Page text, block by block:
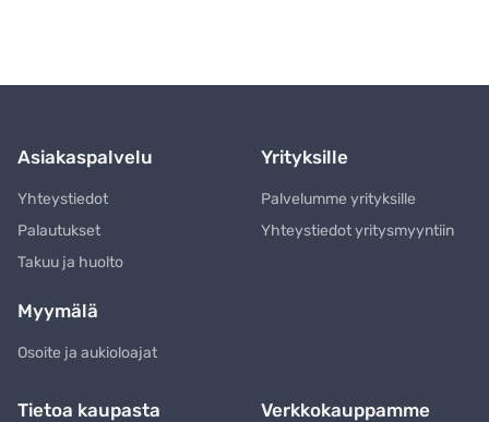
Asiakaspalvelu
Yhteystiedot
Palautukset
Takuu ja huolto
Yrityksille
Palvelumme yrityksille
Yhteystiedot yritysmyyntiin
Myymälä
Osoite ja aukioloajat
Tietoa kaupasta Verkkokauppamme